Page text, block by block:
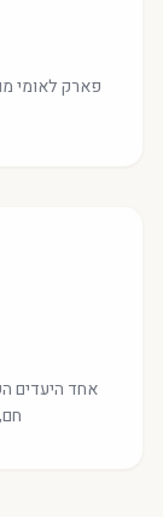
פארק לאומי
אחד היעדים